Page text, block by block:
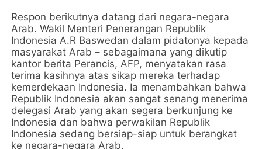
Respon berikutnya datang dari negara-negara
Arab. Wakil Menteri Penerangan Republik
Indonesia A.R Baswedan dalam pidatonya kepada
masyarakat Arab – sebagaimana yang dikutip
kantor berita Perancis, AFP, menyatakan rasa
terima kasihnya atas sikap mereka terhadap
kemerdekaan Indonesia. Ia menambahkan bahwa
Republik Indonesia akan sangat senang menerima
delegasi Arab yang akan segera berkunjung ke
Indonesia dan bahwa perwakilan Republik
Indonesia sedang bersiap-siap untuk berangkat
ke negara-negara Arab.